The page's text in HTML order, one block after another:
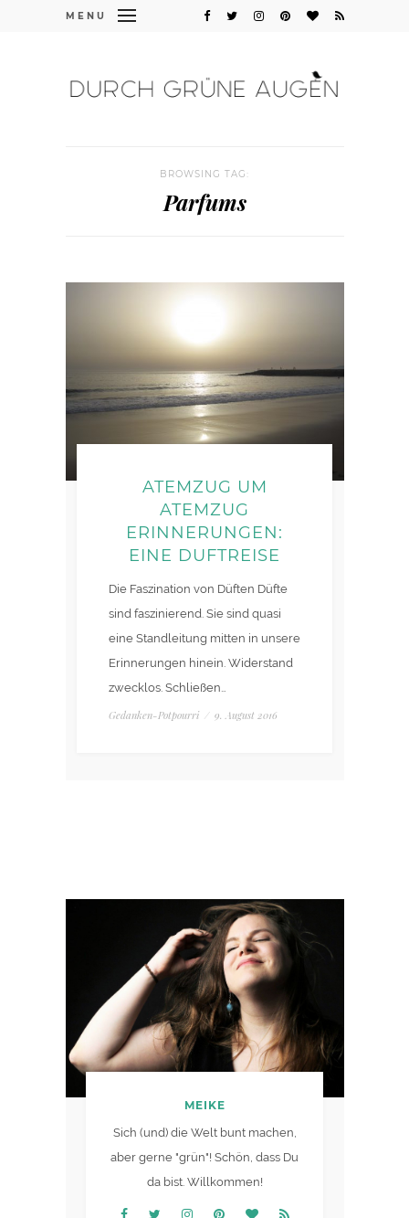
MENU
BROWSING TAG:
Parfums
ATEMZUG UM
ATEMZUG
ERINNERUNGEN:
EINE DUFTREISE
Die Faszination von Düften Düfte
sind faszinierend. Sie sind quasi
eine Standleitung mitten in unsere
Erinnerungen hinein. Widerstand
zwecklos. Schließen…
Gedanken-Potpourri / 9. August 2016
MEIKE
Sich (und) die Welt bunt machen,
aber gerne "grün"! Schön, dass Du
da bist. Willkommen!